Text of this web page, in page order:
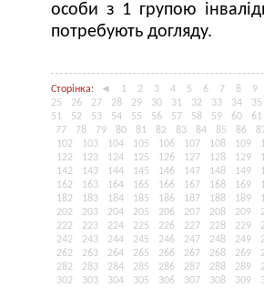
особи з 1 групою
потребують догляду.
Сторінка: ◄ 1 2 3 4 5 6 7 8
9
25
26 27 28 29 30 31 32 33 34
35
51
52 53 54 55 56 57 58 59 60
61
77
78 79 80 81 82 83 84 85 86
102
103 104 105 106 107 108 109
122
123 124 125 126 127 128 129
142
143 144 145 146 147 148 149
162
163 164 165 166 167 168 169
182
183 184 185 186 187 188 189
202
203 204 205 206 207 208 209
222
223 224 225 226 227 228 229
242
243 244 245 246 247 248 249
262
263 264 265 266 267 268 269
282
283 284 285 286 287 288 289
302
303 304 305 306 307 308 309